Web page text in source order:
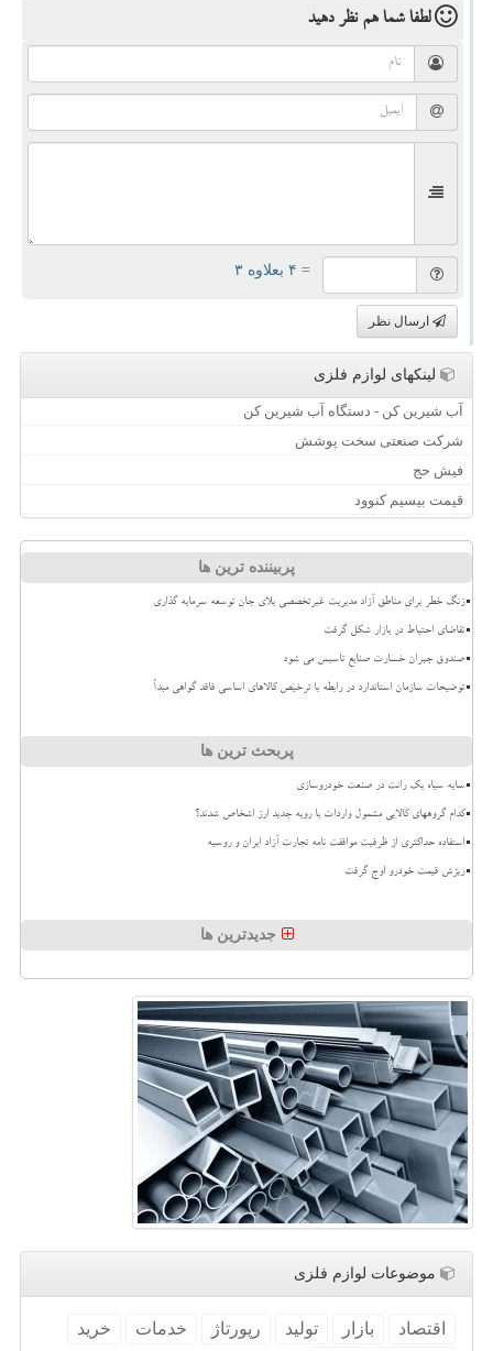
لطفا شما همنظر دهید
= ۴ بعلاوه ۳
ارسال نظر
لینکهای لوازم فلزی
آب شیرین کن - دستگاه آب شیرین کن
شرکت صنعتی سخت پوشش
فیش حج
قیمت بیسیم کنوود
پربیننده ترین ها
زنگ خطر برای مناطق آزاد مدیریت غیرتخصصی بلای جان توسعه سرمایه گذاری
تقاضای احتیاط در بازار شکل گرفت
صندوق جبران خسارت صنایع تاسیس می شود
توضیحات سازمان استاندارد در رابطه با ترخیص کالاهای اساسی فاقد گواهی مبدأ
پربحث ترین ها
سایه سیاه یک رانت در صنعت خودروسازی
کدام گروههای کالایی مشمول واردات با رویه جدید ارز اشخاص شدند؟
استفاده حداکثری از ظرفیت موافقت نامه تجارت آزاد ایران و روسیه
ریزش قیمت خودرو اوج گرفت
جدیدترین ها
موضوعات لوازم فلزی
اقتصاد بازار تولید رپورتاژ خدمات خرید